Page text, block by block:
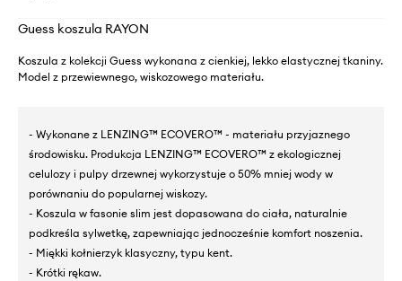
Guess koszula RAYON
Koszula z kolekcji Guess wykonana z cienkiej, lekko elastycznej tkaniny.
Model z przewiewnego, wiskozowego materiału.
- Wykonane z LENZING™ ECOVERO™ - materiału przyjaznego
środowisku. Produkcja LENZING™ ECOVERO™ z ekologicznej
celulozy i pulpy drzewnej wykorzystuje o 50% mniej wody w
porównaniu do popularnej wiskozy.
- Koszula w fasonie slim jest dopasowana do ciała, naturalnie
podkreśla sylwetkę, zapewniając jednocześnie komfort noszenia.
- Miękki kołnierzyk klasyczny, typu kent.
- Krótki rękaw.